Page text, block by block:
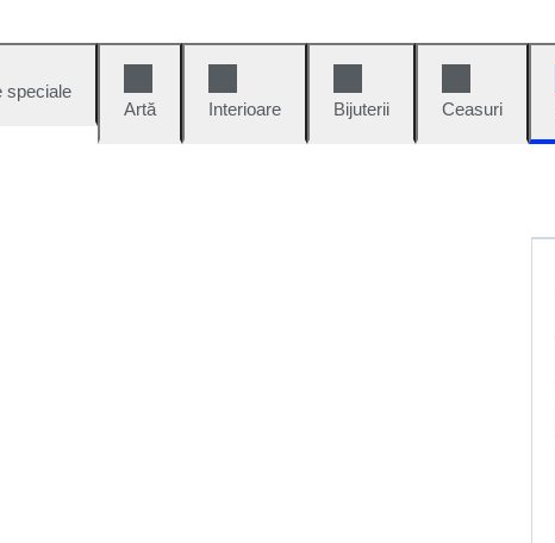
speciale
Artă
Interioare Bijuterii Ceasuri